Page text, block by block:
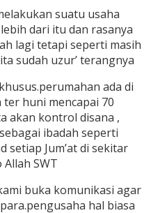
suatu usaha
dari itu dan rasanya
lagi tetapi seperti masih
sudah uzur’ terangnya
ada di
huni mencapai 70
akan kontrol disana ,
ibadah seperti
setiap Jum’at di sekitar
SWT
buka komunikasi agar
hal biasa